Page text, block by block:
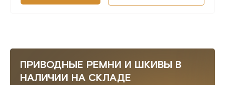
ПРИВОДНЫЕ РЕМНИ И ШКИВЫ В
НАЛИЧИИ НА СКЛАДЕ